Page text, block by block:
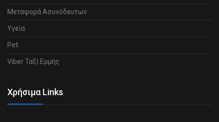
Μεταφορά Ασυνόδευτων
Υγεία
Pet
Viber Ταξί Ερμής
Χρήσιμα Links